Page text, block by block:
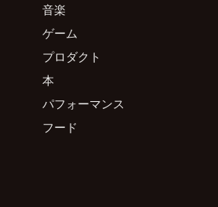
音楽
ゲーム
プロダクト
本
パフォーマンス
フード